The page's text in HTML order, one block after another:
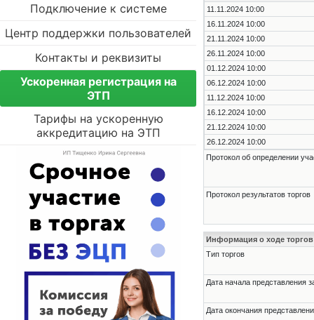
Подключение к системе
Центр поддержки пользователей
Контакты и реквизиты
Ускоренная регистрация на
ЭТП
Тарифы на ускоренную
аккредитацию на ЭТП
11.11.2024 10:00
16.11.2024 10:00
21.11.2024 10:00
26.11.2024 10:00
01.12.2024 10:00
06.12.2024 10:00
11.12.2024 10:00
16.12.2024 10:00
21.12.2024 10:00
26.12.2024 10:00
Протокол об определении
Протокол результатов торгов
Информация о ходе торгов
Тип торгов
Дата начала представления
Дата окончания